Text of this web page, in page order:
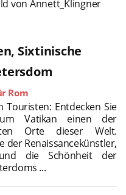
Sixtinische
Rom
Touristen: Entdecken Sie
Vatikan einen der
Orte dieser Welt.
der Renaissancekünstler,
die Schönheit der
...